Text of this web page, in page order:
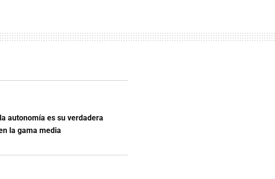
autonomía es su verdadera
la gama media